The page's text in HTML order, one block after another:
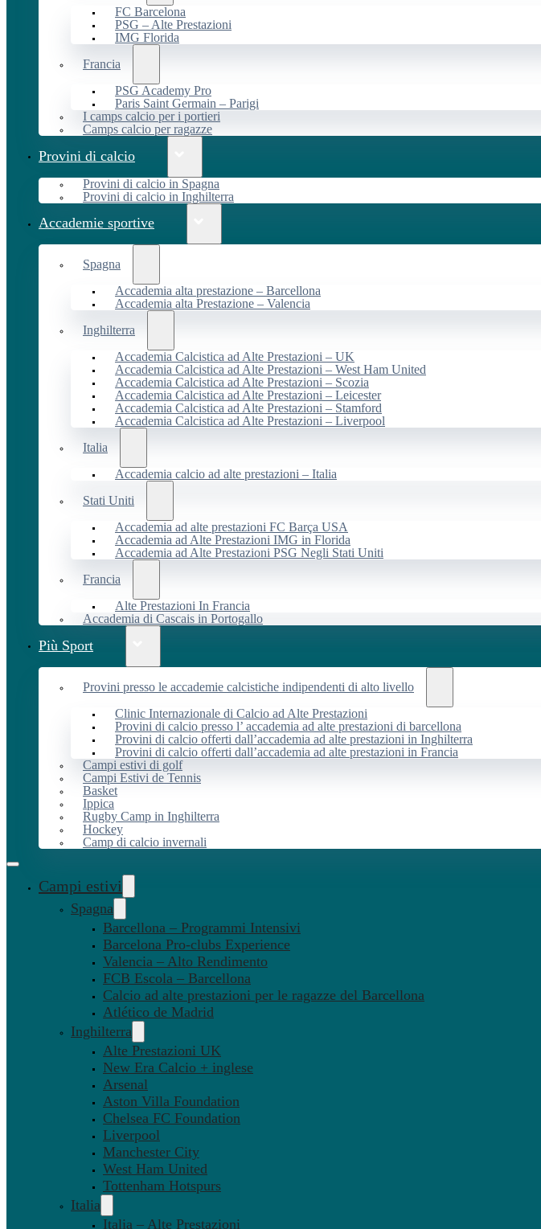
FC Barcelona
PSG – Alte Prestazioni
IMG Florida
Francia
PSG Academy Pro
Paris Saint Germain – Parigi
I camps calcio per i portieri
Camps calcio per ragazze
Provini di calcio
Provini di calcio in Spagna
Provini di calcio in Inghilterra
Accademie sportive
Spagna
Accademia alta prestazione – Barcellona
Accademia alta Prestazione – Valencia
Inghilterra
Accademia Calcistica ad Alte Prestazioni – UK
Accademia Calcistica ad Alte Prestazioni – West Ham United
Accademia Calcistica ad Alte Prestazioni – Scozia
Accademia Calcistica ad Alte Prestazioni – Leicester
Accademia Calcistica ad Alte Prestazioni – Stamford
Accademia Calcistica ad Alte Prestazioni – Liverpool
Italia
Accademia calcio ad alte prestazioni – Italia
Stati Uniti
Accademia ad alte prestazioni FC Barça USA
Accademia ad Alte Prestazioni IMG in Florida
Accademia ad Alte Prestazioni PSG Negli Stati Uniti
Francia
Alte Prestazioni In Francia
Accademia di Cascais in Portogallo
Più Sport
Provini presso le accademie calcistiche indipendenti di alto livello
Clinic Internazionale di Calcio ad Alte Prestazioni
Provini di calcio presso l’ accademia ad alte prestazioni di barcellona
Provini di calcio offerti dall’accademia ad alte prestazioni in Inghilterra
Provini di calcio offerti dall’accademia ad alte prestazioni in Francia
Campi estivi di golf
Campi Estivi de Tennis
Basket
Ippica
Rugby Camp in Inghilterra
Hockey
Camp di calcio invernali
Campi estivi
Spagna
Barcellona – Programmi Intensivi
Barcelona Pro-clubs Experience
Valencia – Alto Rendimento
FCB Escola – Barcellona
Calcio ad alte prestazioni per le ragazze del Barcellona
Atlético de Madrid
Inghilterra
Alte Prestazioni UK
New Era Calcio + inglese
Arsenal
Aston Villa Foundation
Chelsea FC Foundation
Liverpool
Manchester City
West Ham United
Tottenham Hotspurs
Italia
Italia – Alte Prestazioni